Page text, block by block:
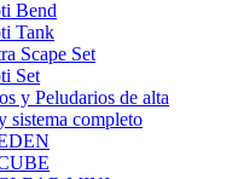
Bend
Tank
Scape Set
Set
y Peludarios de alta
sistema completo